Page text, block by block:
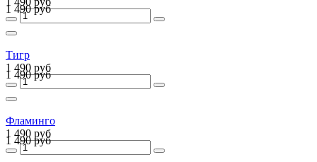
1 490 руб
Тигр
1 490 руб
1 490 руб
Фламинго
1 490 руб
1 490 руб